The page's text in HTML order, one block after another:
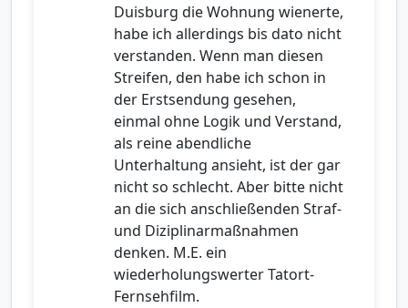
Duisburg die Wohnung wienerte,
habe ich allerdings bis dato nicht
verstanden. Wenn man diesen
Streifen, den habe ich schon in
der Erstsendung gesehen,
einmal ohne Logik und Verstand,
als reine abendliche
Unterhaltung ansieht, ist der gar
nicht so schlecht. Aber bitte nicht
an die sich anschließenden Straf-
und Diziplinarmaßnahmen
denken. M.E. ein
wiederholungswerter Tatort-
Fernsehfilm.